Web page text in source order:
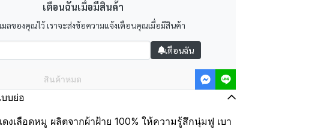
เตือนฉันเมื่อมีสินค้า
มลของคุณไว้ เราจะส่งข้อความแจ้งเตือนคุณเมื่อมีสินค้า
เตือนฉัน
สินค้าหมด
บย่อ
งเลือดหมู ผลิตจากผ้าฝ้าย 100% ให้ความรู้สึกนุ่มฟู เบา